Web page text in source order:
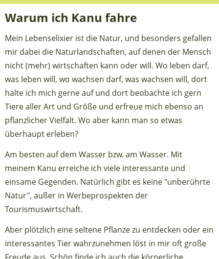
Warum ich Kanu fahre
Mein Lebenselixier ist die Natur, und besonders gefallen
mir dabei die Naturlandschaften, auf denen der Mensch
nicht (mehr) wirtschaften kann oder will. Wo leben darf,
was leben will, wo wachsen darf, was wachsen will, dort
halte ich mich gerne auf und dort beobachte ich gern
Tiere aller Art und Größe und erfreue mich ebenso an
pflanzlicher Vielfalt. Wo aber kann man so etwas
überhaupt erleben?
Am besten auf dem Wasser bzw. am Wasser. Mit
meinem Kanu erreiche ich viele interessante und
einsame Gegenden. Natürlich gibt es keine "unberührte
Natur", außer in Werbeprospekten der
Tourismuswirtschaft.
Aber plötzlich eine seltene Pflanze zu entdecken oder ein
interessantes Tier wahrzunehmen löst in mir oft große